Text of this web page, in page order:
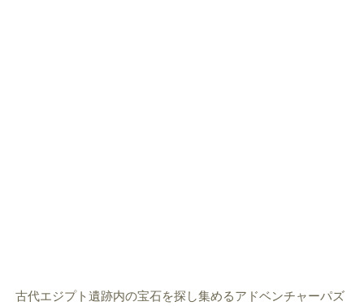
古代エジプト遺跡内の宝石を探し集めるアドベンチャーパズ